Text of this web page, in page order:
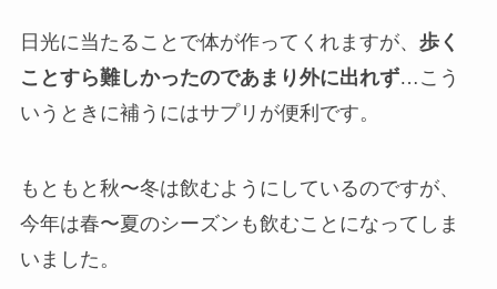
日光に当たることで体が作ってくれますが、 歩く
ことすら難しかったのであまり外に出れず…こう
いうときに補うにはサプリが便利です。
もともと秋〜冬は飲むようにしているのですが、
今年は春〜夏のシーズンも飲むことになってしま
いました。